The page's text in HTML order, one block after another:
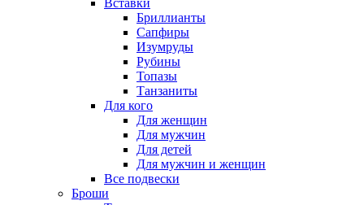
Вставки
Бриллианты
Сапфиры
Изумруды
Рубины
Топазы
Танзаниты
Для кого
Для женщин
Для мужчин
Для детей
Для мужчин и женщин
Все подвески
Броши